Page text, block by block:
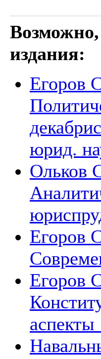
издания:
Егоров
юрид.
Ольков
аспекты